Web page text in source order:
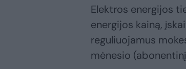
Elektros energijos
energijos kainą,
reguliuojamus
mėnesio